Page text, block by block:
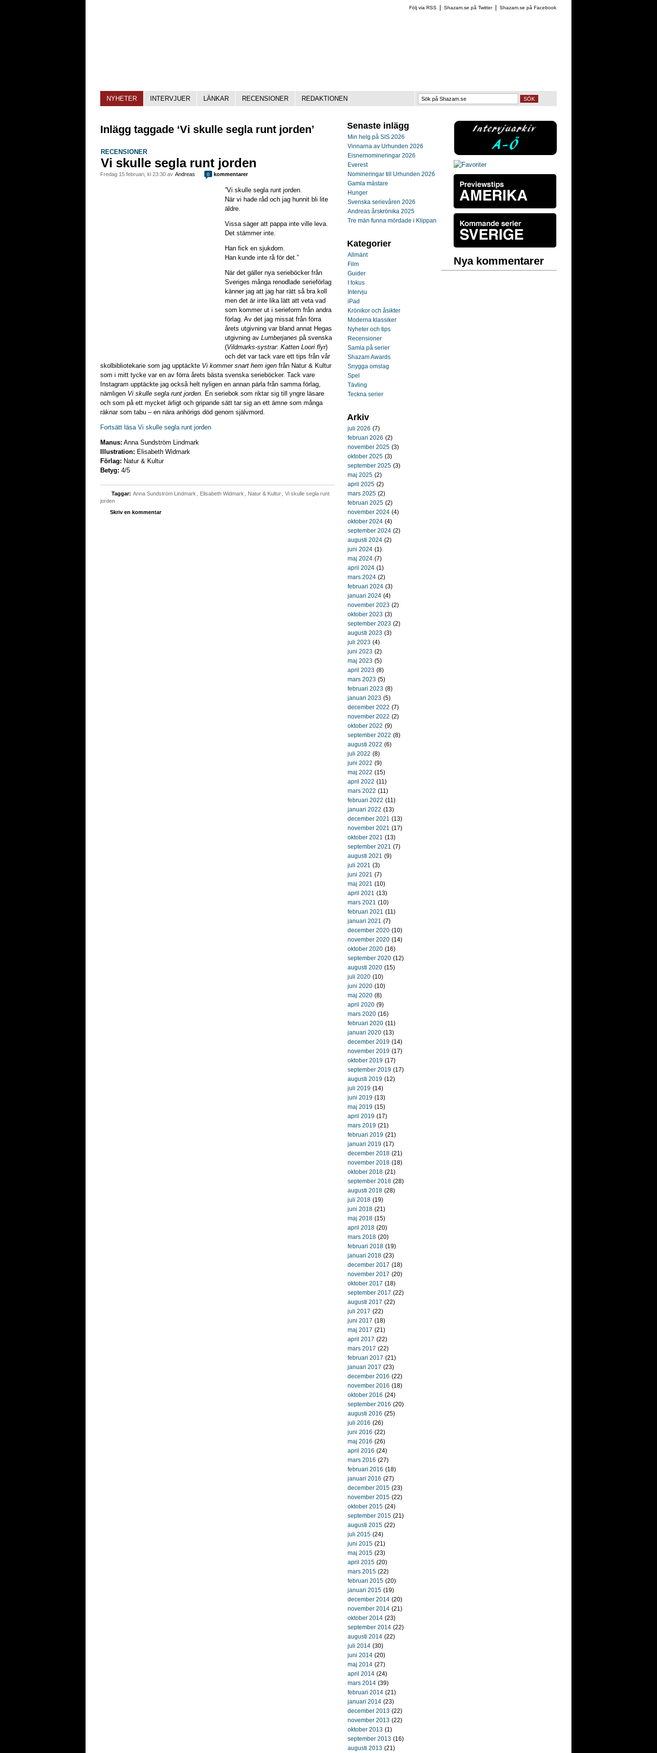
Shazam.se på Facebook
Shazam.se på Twitter
Följ via RSS
NYHETER INTERVJUER LÄNKAR RECENSIONER REDAKTIONEN SÖK
Inlägg taggade ‘Vi skulle segla runt jorden’
RECENSIONER
Vi skulle segla runt jorden
fredag 15 februari, kl 23:30 av Andreas 0 kommentarer
”Vi skulle segla runt jorden.
När vi hade råd och jag hunnit bli lite
äldre.
Vissa säger att pappa inte ville leva.
Det stämmer inte.
Han fick en sjukdom.
Han kunde inte rå för det.”
När det gäller nya serieböcker från
Sveriges många renodlade serieförlag
känner jag att jag har rätt så bra koll
men det är inte lika lätt att veta vad
som kommer ut i serieform från andra
förlag. Av det jag missat från förra
årets utgivning var bland annat Hegas
utgivning av Lumberjanes på svenska
(Vildmarks-systrar: Katten Loori flyr)
och det var tack vare ett tips från vår
skolbibliotekarie som jag upptäckte Vi kommer snart hem igen från Natur & Kultur
som i mitt tycke var en av förra årets bästa svenska serieböcker. Tack vare
Instagram upptäckte jag också helt nyligen en annan pärla från samma förlag,
nämligen Vi skulle segla runt jorden. En seriebok som riktar sig till yngre läsare
och som på ett mycket ärligt och gripande sätt tar sig an ett ämne som många
räknar som tabu – en nära anhörigs död genom självmord.
Fortsätt läsa Vi skulle segla runt jorden
Manus: Anna Sundström Lindmark
Illustration: Elisabeth Widmark
Förlag: Natur & Kultur
Betyg: 4/5
Taggar: Anna Sundström Lindmark Elisabeth Widmark Natur & Kultur
Vi skulle segla runt
jorden
Skriv en kommentar
Senaste inlägg
Min helg på SIS 2026
Vinnarna av Urhunden 2026
Eisnernomineringar 2026
Everest
Nomineringar till Urhunden 2026
Gamla mästare
Hunger
Svenska serievåren 2026
Andreas årskrönika 2025
Tre män funna mördade i Klippan
Kategorier
Allmänt
Film
Guider
I fokus
Intervju
iPad
Krönikor och åsikter
Moderna klassiker
Nyheter och tips
Recensioner
Samla på serier
Shazam Awards
Snygga omslag
Spel
Tävling
Teckna serier
Arkiv
juli 2026 (7)
februari 2026 (2)
november 2025 (3)
oktober 2025 (3)
september 2025 (3)
maj 2025 (2)
april 2025 (2)
mars 2025 (2)
februari 2025 (2)
november 2024 (4)
oktober 2024 (4)
september 2024 (2)
augusti 2024 (2)
juni 2024 (1)
maj 2024 (7)
april 2024 (1)
mars 2024 (2)
februari 2024 (3)
januari 2024 (4)
november 2023 (2)
oktober 2023 (3)
september 2023 (2)
augusti 2023 (3)
juli 2023 (4)
juni 2023 (2)
maj 2023 (5)
april 2023 (8)
mars 2023 (5)
februari 2023 (8)
januari 2023 (5)
december 2022 (7)
november 2022 (2)
oktober 2022 (9)
september 2022 (8)
augusti 2022 (6)
juli 2022 (8)
juni 2022 (9)
maj 2022 (15)
april 2022 (11)
mars 2022 (11)
februari 2022 (11)
januari 2022 (13)
december 2021 (13)
november 2021 (17)
oktober 2021 (13)
september 2021 (7)
augusti 2021 (9)
juli 2021 (3)
juni 2021 (7)
maj 2021 (10)
april 2021 (13)
mars 2021 (10)
februari 2021 (11)
januari 2021 (7)
december 2020 (10)
november 2020 (14)
oktober 2020 (16)
september 2020 (12)
augusti 2020 (15)
juli 2020 (10)
juni 2020 (10)
maj 2020 (8)
april 2020 (9)
mars 2020 (16)
februari 2020 (11)
januari 2020 (13)
december 2019 (14)
november 2019 (17)
oktober 2019 (17)
september 2019 (17)
augusti 2019 (12)
juli 2019 (14)
juni 2019 (13)
maj 2019 (15)
april 2019 (17)
mars 2019 (21)
februari 2019 (21)
januari 2019 (17)
december 2018 (21)
november 2018 (18)
oktober 2018 (21)
september 2018 (28)
augusti 2018 (28)
juli 2018 (19)
juni 2018 (21)
maj 2018 (15)
april 2018 (20)
mars 2018 (20)
februari 2018 (19)
januari 2018 (23)
december 2017 (18)
november 2017 (20)
oktober 2017 (18)
september 2017 (22)
augusti 2017 (22)
juli 2017 (22)
juni 2017 (18)
maj 2017 (21)
april 2017 (22)
mars 2017 (22)
februari 2017 (21)
januari 2017 (23)
december 2016 (22)
november 2016 (18)
oktober 2016 (24)
september 2016 (20)
augusti 2016 (25)
juli 2016 (26)
juni 2016 (22)
maj 2016 (26)
april 2016 (24)
mars 2016 (27)
februari 2016 (18)
januari 2016 (27)
december 2015 (23)
november 2015 (22)
oktober 2015 (24)
september 2015 (21)
augusti 2015 (22)
juli 2015 (24)
juni 2015 (21)
maj 2015 (23)
april 2015 (20)
mars 2015 (22)
februari 2015 (20)
januari 2015 (19)
december 2014 (20)
november 2014 (21)
oktober 2014 (23)
september 2014 (22)
augusti 2014 (22)
juli 2014 (30)
juni 2014 (20)
maj 2014 (27)
april 2014 (24)
mars 2014 (39)
februari 2014 (21)
januari 2014 (23)
december 2013 (22)
november 2013 (22)
oktober 2013 (1)
september 2013 (16)
augusti 2013 (21)
Nya kommentarer